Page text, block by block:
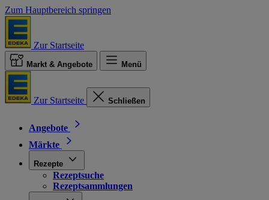
Zum Hauptbereich springen
Zur Startseite
Markt & Angebote Menü
Zur Startseite Schließen
Angebote
Märkte
Rezepte
Rezeptsuche
Rezeptsammlungen